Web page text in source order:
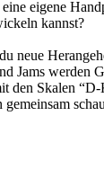
eigene
kannst?
neue
Jams werden
den Skalen